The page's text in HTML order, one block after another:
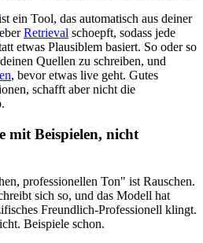
ein Tool, das automatisch aus deiner
Retrieval schoepft, sodass jede
etwas Plausiblem basiert. So oder so
deinen Quellen zu schreiben, und
, bevor etwas live geht. Gutes
schafft aber nicht die
mit Beispielen, nicht
professionellen Ton" ist Rauschen.
sich so, und das Modell hat
Freundlich-Professionell klingt.
Beispiele schon.